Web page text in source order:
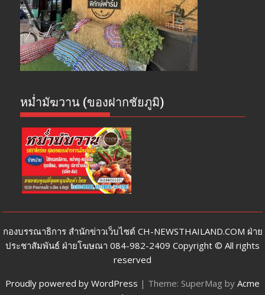
หม่ำมัฆวาน (ของฝากชัยภูมิ)
กองบรรณาธิการ สำนักข่าวเว็บไซต์ CH-NEWSTHAILAND.COM ฝ่าย
ประชาสัมพันธ์ ฝ่ายโฆษณา 084-982-2409 Copyright © All rights
reserved
Proudly powered by WordPress | Theme: SuperMag by Acme